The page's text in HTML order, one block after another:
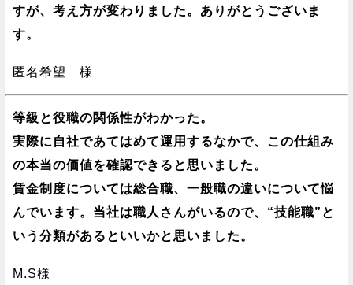
すが、考え方が変わりました。ありがとうございま
す。
匿名希望 様
等級と役職の関係性がわかった。
実際に自社であてはめて運用するなかで、この仕組み
の本当の価値を確認できると思いました。
賃金制度については総合職、一般職の違いについて悩
んでいます。当社は職人さんがいるので、“技能職”と
いう分類があるといいかと思いました。
M.S様